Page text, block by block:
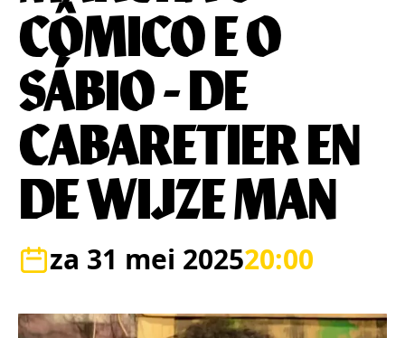
CÔMICO E O
SÁBIO - DE
CABARETIER EN
DE WIJZE MAN
za 31 mei 202520:00